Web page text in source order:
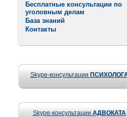
Бесплатные консультации по
уголовным делам
База знаний
Контакты
Skype-консультации
Skype-консультации АДВОКАТА